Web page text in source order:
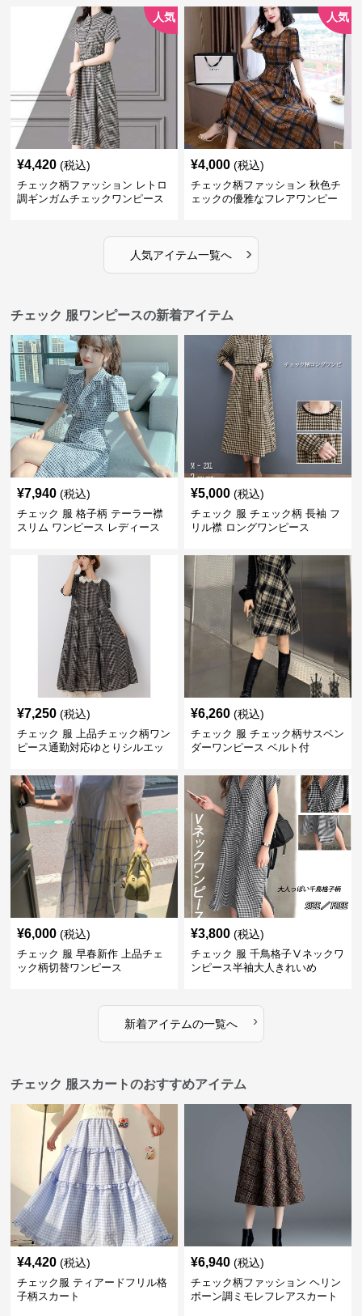
人気
¥4,420 (税込)
チェック柄ファッション レトロ
調ギンガムチェックワンピース
人気
¥4,000 (税込)
チェック柄ファッション 秋色チ
ェックの優雅なフレアワンピー
人気アイテム一覧へ ›
チェック 服ワンピースの新着アイテム
¥7,940 (税込)
チェック 服 格子柄 テーラー襟
スリム ワンピース レディース
¥5,000 (税込)
チェック 服 チェック柄 長袖 フ
リル襟 ロングワンピース
¥7,250 (税込)
チェック 服 上品チェック柄ワン
ピース通勤対応ゆとりシルエッ
¥6,260 (税込)
チェック 服 チェック柄サスペン
ダーワンピース ベルト付
¥6,000 (税込)
チェック 服 早春新作 上品チェ
ック柄切替ワンピース
¥3,800 (税込)
チェック 服 千鳥格子Ⅴネックワ
ンピース半袖大人きれいめ
新着アイテムの一覧へ ›
チェック 服スカートのおすすめアイテム
¥4,420 (税込)
チェック服 ティアードフリル格
子柄スカート
¥6,940 (税込)
チェック柄ファッション ヘリン
ボーン調ミモレフレアスカート